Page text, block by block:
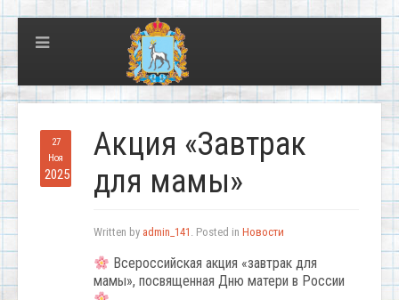
27
Ноя
2025
Акция «Завтрак
для мамы»
Written by admin_141 . Posted in Новости
Всероссийская акция «завтрак для
мамы», посвященная Дню матери в России